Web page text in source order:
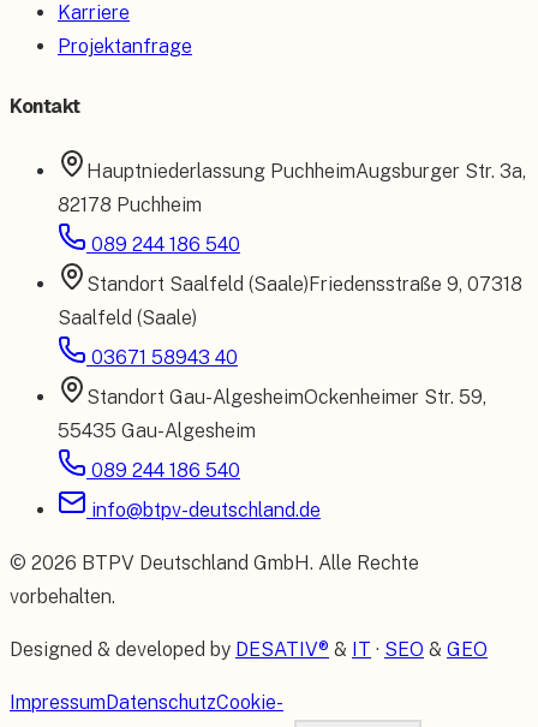
Karriere
Projektanfrage
Kontakt
Hauptniederlassung PuchheimAugsburger Str. 3a,
82178 Puchheim
089 244 186 540
Standort Saalfeld (Saale)Friedensstraße 9, 07318
Saalfeld (Saale)
03671 58943 40
Standort Gau-AlgesheimOckenheimer Str. 59,
55435 Gau-Algesheim
089 244 186 540
info@btpv-deutschland.de
© 2026 BTPV Deutschland GmbH. Alle Rechte
vorbehalten.
Designed & developed by DESATIV® & IT · SEO & GEO
ImpressumDatenschutzCookie-